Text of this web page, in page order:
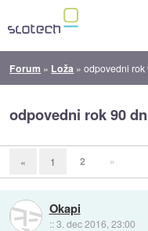
Forum » Loža »odpovedni rok
odpovedni rok 90
« 1 2 »
Okapi
::3. dec 2016, 23:00